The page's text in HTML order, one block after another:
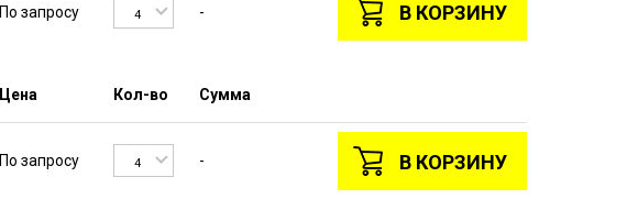
По запросу 4 - В КОРЗИНУ
Цена Кол-во Сумма
По запросу 4 - В КОРЗИНУ